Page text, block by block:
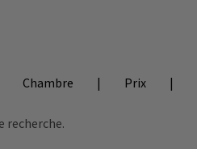
Chambre | Prix |
recherche.